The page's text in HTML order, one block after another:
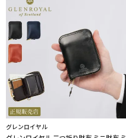
グレンロイヤル